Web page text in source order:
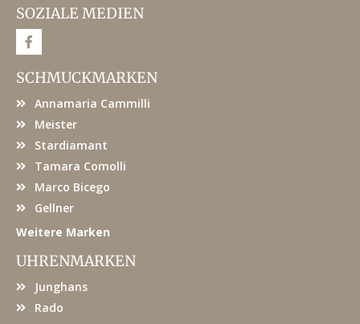
SOZIALE MEDIEN
F
a
e
b
o
SCHMUCKMARKEN
Annamaria Cammilli
Meister
Stardiamant
Tamara Comolli
Marco Bicego
Gellner
Weitere Marken
UHRENMARKEN
Junghans
Rado